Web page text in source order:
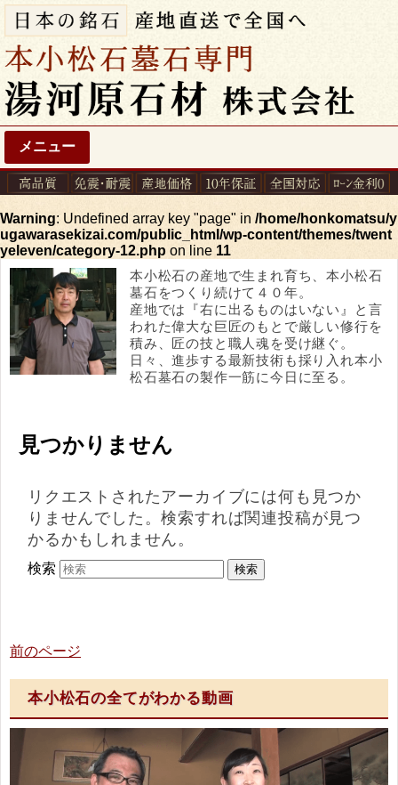
メニュー
Warning: Undefined array key "page" in /home/honkomatsu/y
ugawarasekizai.com/public_html/wp-content/themes/twent
yeleven/category-12.php on line 11
本小松石の産地で生まれ育ち、本小松石
墓石をつくり続けて４０年。
産地では『右に出るものはいない』と言
われた偉大な巨匠のもとで厳しい修行を
積み、匠の技と職人魂を受け継ぐ。
日々、進歩する最新技術も採り入れ本小
松石墓石の製作一筋に今日に至る。
見つかりません
リクエストされたアーカイブには何も見つか
りませんでした。検索すれば関連投稿が見つ
かるかもしれません。
検索
前のページ
本小松石の全てがわかる動画